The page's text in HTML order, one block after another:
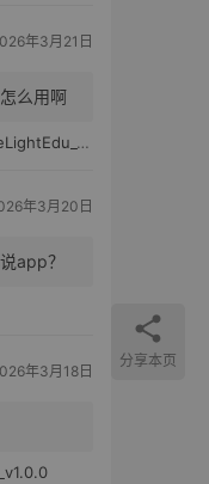
年3月21日
么用啊
年3月20日
app？
年3月18日
分享本页